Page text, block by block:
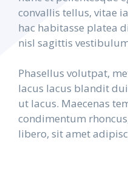
convallis tellus, vitae
hac habitasse platea
nisl sagittis
Phasellus volutpat,
lacus lacus blandit
ut lacus. Maecenas
condimentum
libero, sit amet